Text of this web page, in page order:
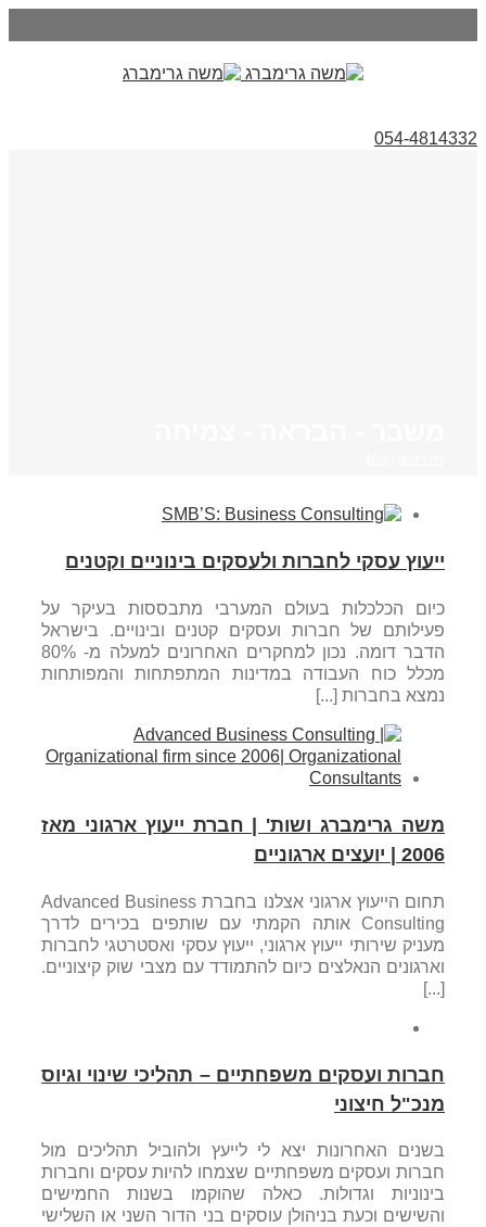
054-4814332
ייעוץ עסקי לחברות ולעסקים בינוניים וקטנים
כיום הכלכלות בעולם המערבי מתבססות בעיקר על
פעילותם של חברות ועסקים קטנים ובינויים. בישראל
הדבר דומה. נכון למחקרים האחרונים למעלה מ- 80%
מכלל כוח העבודה במדינות המתפתחות והמפותחות
נמצא בחברות [...]
משה גרימברג ושות' | חברת ייעוץ ארגוני מאז
2006 | יועצים ארגוניים
תחום הייעוץ ארגוני אצלנו בחברת Advanced Business
Consulting אותה הקמתי עם שותפים בכירים לדרך
מעניק שירותי ייעוץ ארגוני, ייעוץ עסקי ואסטרטגי לחברות
וארגונים הנאלצים כיום להתמודד עם מצבי שוק קיצוניים.
[...]
חברות ועסקים משפחתיים – תהליכי שינוי וגיוס
מנכ"ל חיצוני
בשנים האחרונות יצא לי לייעץ ולהוביל תהליכים מול
חברות ועסקים משפחתיים שצמחו להיות עסקים וחברות
בינוניות וגדולות. כאלה שהוקמו בשנות החמישים
והשישים וכעת בניהולן עוסקים בני הדור השני או השלישי